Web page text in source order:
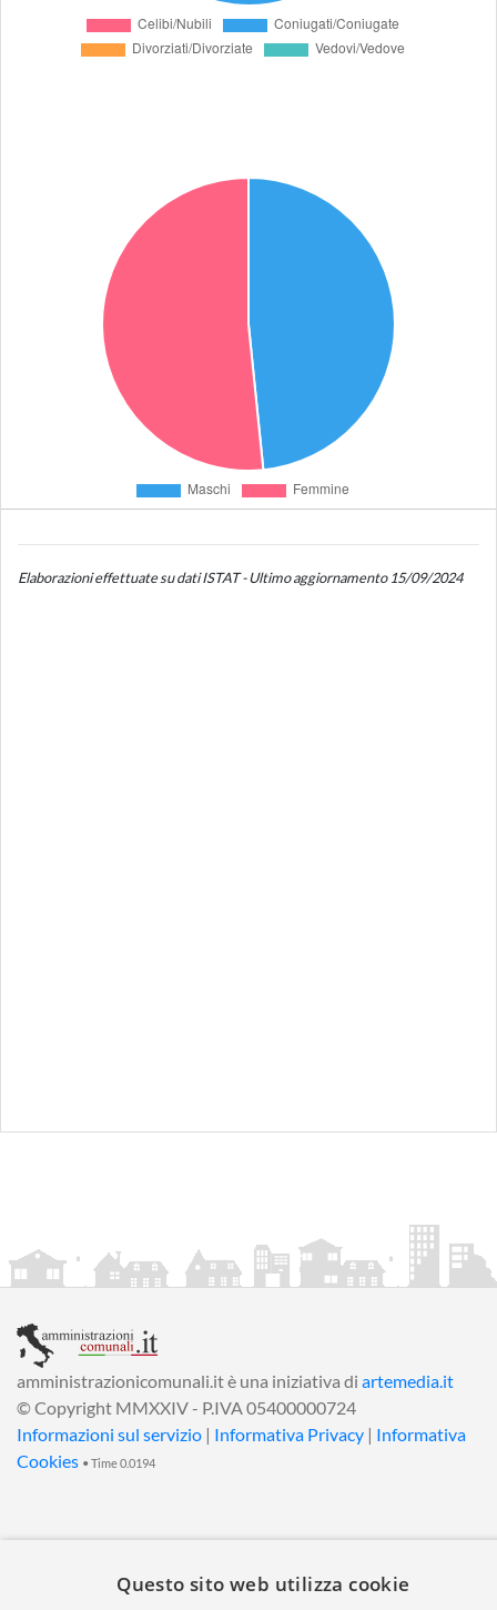
Elaborazioni effettuate su dati ISTAT - Ultimo aggiornamento 15/09/2024
amministrazionicomunali.it è una iniziativa di artemedia.it
© Copyright MMXXIV - P.IVA 05400000724
Informazioni sul servizio | Informativa Privacy | Informativa
Cookies • Time 0.0194
Questo sito web utilizza cookie